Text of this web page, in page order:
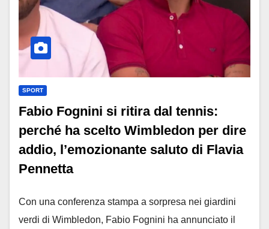
SPORT
Fabio Fognini si ritira dal tennis:
perché ha scelto Wimbledon per dire
addio, l’emozionante saluto di Flavia
Pennetta
Con una conferenza stampa a sorpresa nei giardini
verdi di Wimbledon, Fabio Fognini ha annunciato il